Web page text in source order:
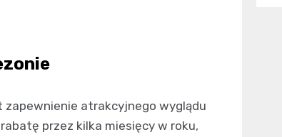
atrakcyjnego wyglądu
przez kilka miesięcy w roku,